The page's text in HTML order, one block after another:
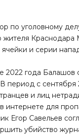
по уголовному
жителя
и серии
2022 года
период с
и лиц
интернете для
Егор Савельев
убийство